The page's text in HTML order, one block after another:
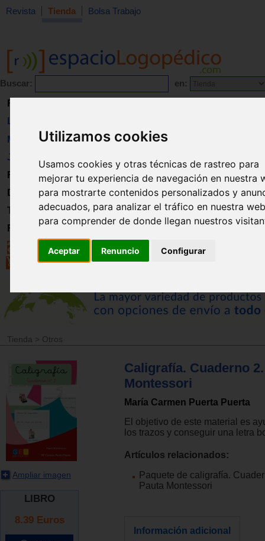
Utilizamos cookies
Usamos cookies y otras técnicas de rastreo para
mejorar tu experiencia de navegación en nuestra
para mostrarte contenidos personalizados y
adecuados, para analizar el tráfico en nuestra
para comprender de donde llegan nuestros
Aceptar Renuncio Configurar
Revista Tienda Bolsa Trabajo
Buscar: en:
Revista
Libros
Material
Juguetes
Formación
Directorio
Trabajo
Registro
Tienda > Otros
Ampliar imagen
LIBRO
8.39 Euros
Caligrafía. Cuaderno
Montessori
María Carmen Puerta Puerta
El objetivo de este material es
los trazos y conseguir una letra
Artículos relacionados:
Paquete de caligrafía.
Pauta Montessori
Información adicional